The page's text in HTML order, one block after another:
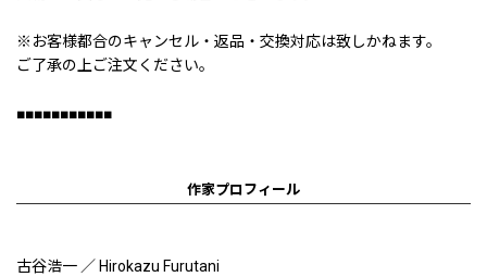
※お客様都合のキャンセル・返品・交換対応は致しかねます。
ご了承の上ご注文ください。
■■■■■■■■■■■
作家プロフィール
古谷浩一 ／ Hirokazu Furutani